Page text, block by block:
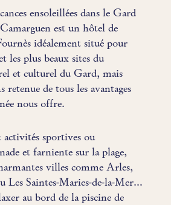
ensoleillées dans le Gard
est un hôtel de
idéalement situé pour
les plus beaux sites du
et culturel du Gard, mais
retenue de tous les avantages
nous offre.
sportives ou
et farniente sur la plage,
villes comme Arles,
Les Saintes-Maries-de-la-Mer…
au bord de la piscine de